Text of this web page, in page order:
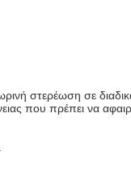
στερέωση σε
που πρέπει να